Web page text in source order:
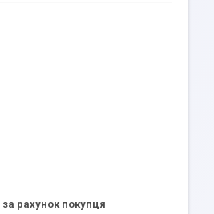
за рахунок покупця